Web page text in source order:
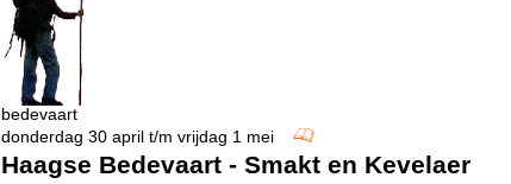
bedevaart
donderdag 30 april t/m vrijdag 1 mei
Haagse Bedevaart - Smakt en Kevelaer